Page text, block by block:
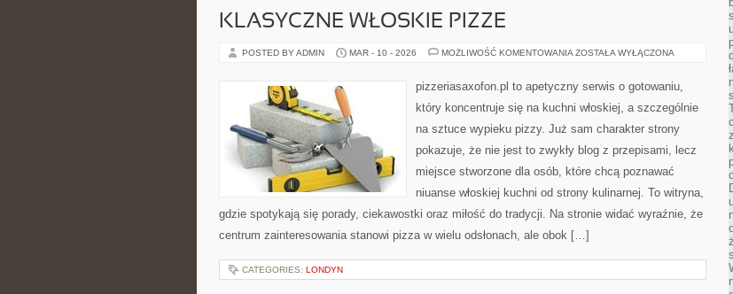
KLASYCZNE WŁOSKIE PIZZE
POSTED BY ADMIN MAR - 10 - 2026 MOŻLIWOŚĆ KOMENTOWANIA KLASYCZNE
ZOSTAŁA WYŁĄCZONA
pizzeriasaxofon.pl to apetyczny serwis o gotowaniu,
który koncentruje się na kuchni włoskiej, a szczególnie
na sztuce wypieku pizzy. Już sam charakter strony
pokazuje, że nie jest to zwykły blog z przepisami, lecz
miejsce stworzone dla osób, które chcą poznawać
niuanse włoskiej kuchni od strony kulinarnej. To witryna,
gdzie spotykają się porady, ciekawostki oraz miłość do tradycji. Na stronie widać wyraźnie, że
centrum zainteresowania stanowi pizza w wielu odsłonach, ale obok […]
CATEGORIES: LONDYN